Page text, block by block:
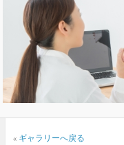
« ギャラリーへ戻る